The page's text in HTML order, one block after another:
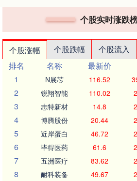
个股实时涨跌
个股涨幅 个股跌幅 个股流入
排名
名称 最新价
1
N展芯 116.52
2 锐翔智能 110.02
3 志特新材 14.8
4 博腾股份 20.44
5 近岸蛋白 46.72
6 毕得医药 61.6
7 五洲医疗 83.62
8 耐科装备 49.67